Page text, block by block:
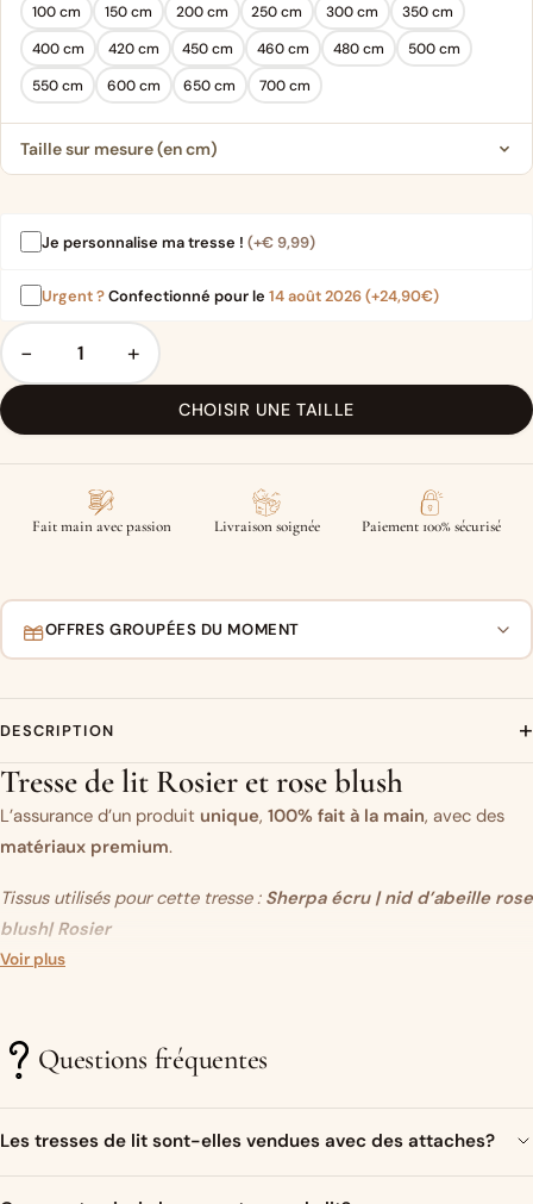
100 cm 150 cm 200 cm 250 cm 300 cm
350 cm
400 cm
420 cm 450 cm 460 cm 480 cm
500 cm
550 cm
600 cm 650 cm 700 cm
Taille sur mesure (en cm)
Je personnalise ma tresse ! (+€9,99)
Urgent ? Confectionné pour le 14 août 2026 (+24,90€)
− +
CHOISIR UNE TAILLE
Fait main avec passion Livraison soignée Paiement 100% sécurisé
OFFRES GROUPÉES DU MOMENT
DESCRIPTION +
Tresse de lit Rosier et rose blush
L’assurance d’un produit unique, 100% fait à la main, avec des
matériaux premium.
Tissus utilisés pour cette tresse : Sherpa écru | nid d’abeille rose
blush| Rosier
Vous aimez ce modèle mais vous souhaitez modifier un des tissus
tresse de lit (ou tour de lit tressé)
est devenue un élémentincontournabledans la décoration de la
Voir plus
Questions fréquentes
Les tresses de lit sont-elles vendues avec des attaches?